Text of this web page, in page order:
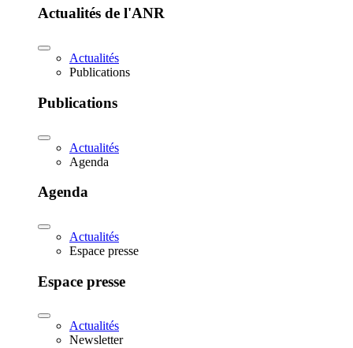
Actualités de l'ANR
Actualités
Publications
Publications
Actualités
Agenda
Agenda
Actualités
Espace presse
Espace presse
Actualités
Newsletter